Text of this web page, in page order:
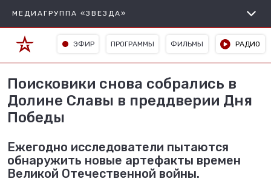
МЕДИАГРУППА «ЗВЕЗДА»
ЭФИР ПРОГРАММЫ ФИЛЬМЫ РАДИО
Поисковики снова собрались в
Долине Славы в преддверии Дня
Победы
Ежегодно исследователи пытаются
обнаружить новые артефакты времен
Великой Отечественной войны.